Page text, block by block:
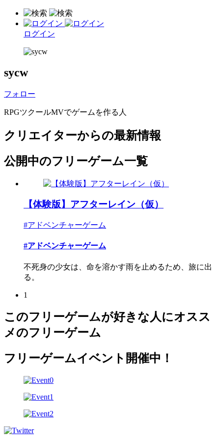
ログイン
sycw
フォロー
RPGツクールMVでゲームを作る人
クリエイターからの最新情報
公開中のフリーゲーム一覧
【体験版】アフターレイン（仮）
#アドベンチャーゲーム
#アドベンチャーゲーム
不死身の少女は、命を溶かす雨を止めるため、旅に出
る。
1
このフリーゲームが好きな人にオスス
メのフリーゲーム
フリーゲームイベント開催中！